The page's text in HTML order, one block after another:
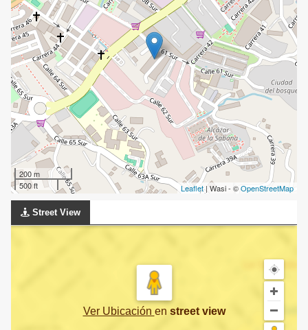
200 m
500 ft
Leaflet | Wasi - ©OpenStreetMap
Street View
Ver Ubicación en street view